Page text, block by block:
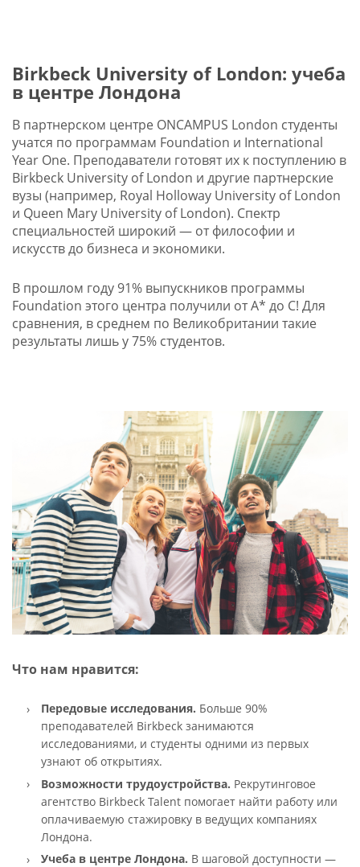
Birkbeck University of London: учеба
в центре Лондона
В партнерском центре ONCAMPUS London студенты
учатся по программам Foundation и International
Year One. Преподаватели готовят их к поступлению в
Birkbeck University of London и другие партнерские
вузы (например, Royal Holloway University of London
и Queen Mary University of London). Спектр
специальностей широкий — от философии и
искусств до бизнеса и экономики.
В прошлом году 91% выпускников программы
Foundation этого центра получили от A* до С! Для
сравнения, в среднем по Великобритании такие
результаты лишь у 75% студентов.
Что нам нравится:
Передовые исследования. Больше 90%
преподавателей Birkbeck занимаются
исследованиями, и студенты одними из первых
узнают об открытиях.
Возможности трудоустройства. Рекрутинговое
агентство Birkbeck Talent помогает найти работу или
оплачиваемую стажировку в ведущих компаниях
Лондона.
Учеба в центре Лондона. В шаговой доступности —